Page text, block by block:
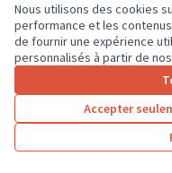
Nous utilisons des cookies
performance et les
de fournir une expérience
personnalisés à partir de
Accepter
Création d'une
Pageard
0 4